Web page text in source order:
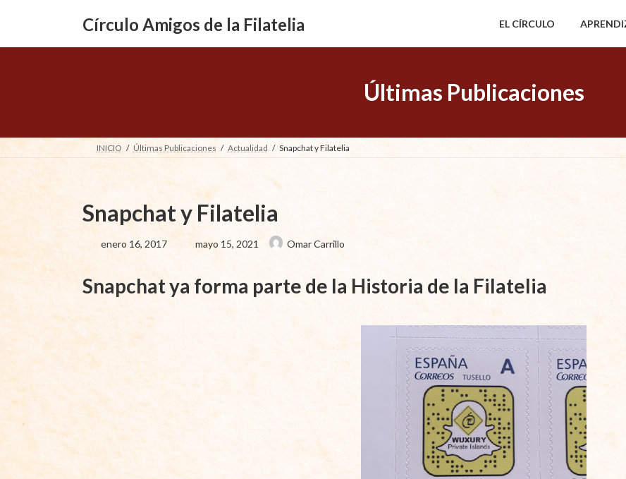
navegación
Círculo Amigos de la Filatelia EL CÍRCULO
Últimas Publicaciones
INICIO Últimas Publicaciones Actualidad Snapchat y Filatelia
Snapchat y Filatelia
enero 16, 2017
Última
actualización
mayo 15, 2021 Omar Carrillo
Snapchat ya forma parte de la Historia de la Filatelia